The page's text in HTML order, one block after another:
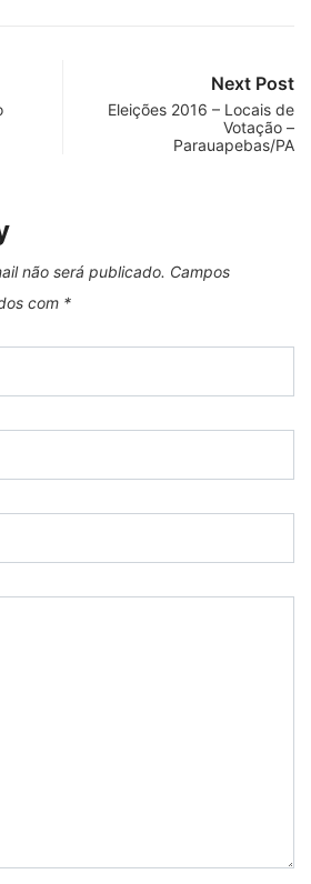
Next Post
Eleições 2016 – Locais de
Votação –
Parauapebas/PA
não será publicado. Campos
com *